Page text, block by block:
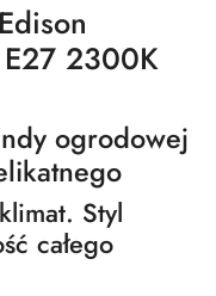
2300K
ogrodowej
Styl
całego